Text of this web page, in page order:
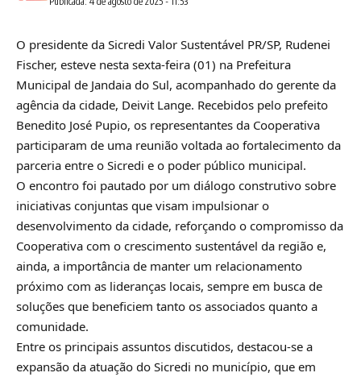
O presidente da Sicredi Valor Sustentável PR/SP, Rudenei
Fischer, esteve nesta sexta-feira (01) na Prefeitura
Municipal de Jandaia do Sul, acompanhado do gerente da
agência da cidade, Deivit Lange. Recebidos pelo prefeito
Benedito José Pupio, os representantes da Cooperativa
participaram de uma reunião voltada ao fortalecimento da
parceria entre o Sicredi e o poder público municipal.
O encontro foi pautado por um diálogo construtivo sobre
iniciativas conjuntas que visam impulsionar o
desenvolvimento da cidade, reforçando o compromisso da
Cooperativa com o crescimento sustentável da região e,
ainda, a importância de manter um relacionamento
próximo com as lideranças locais, sempre em busca de
soluções que beneficiem tanto os associados quanto a
comunidade.
Entre os principais assuntos discutidos, destacou-se a
expansão da atuação do Sicredi no município, que em